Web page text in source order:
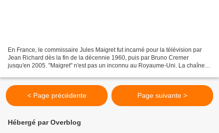
En France, le commissaire Jules Maigret fut incarné pour la télévision par
Jean Richard dès la fin de la décennie 1960, puis par Bruno Cremer
jusqu'en 2005. "Maigret" n'est pas un inconnu au Royaume-Uni. La chaîne
< Page précédente Page suivante >
Hébergé par Overblog